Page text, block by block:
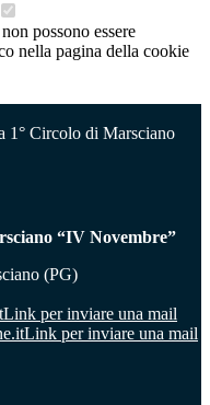
possono essere
nella pagina della cookie
1° Circolo di Marsciano
“IV Novembre”
(PG)
Link per inviare una mail
Link per inviare una mail